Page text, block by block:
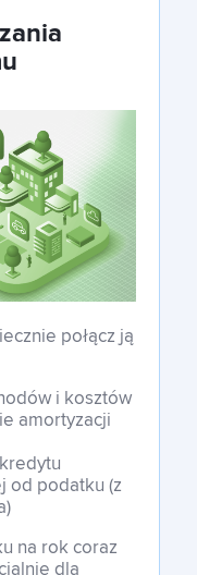
połącz ją
i kosztów
amortyzacji
od podatku (z
na rok coraz
dla